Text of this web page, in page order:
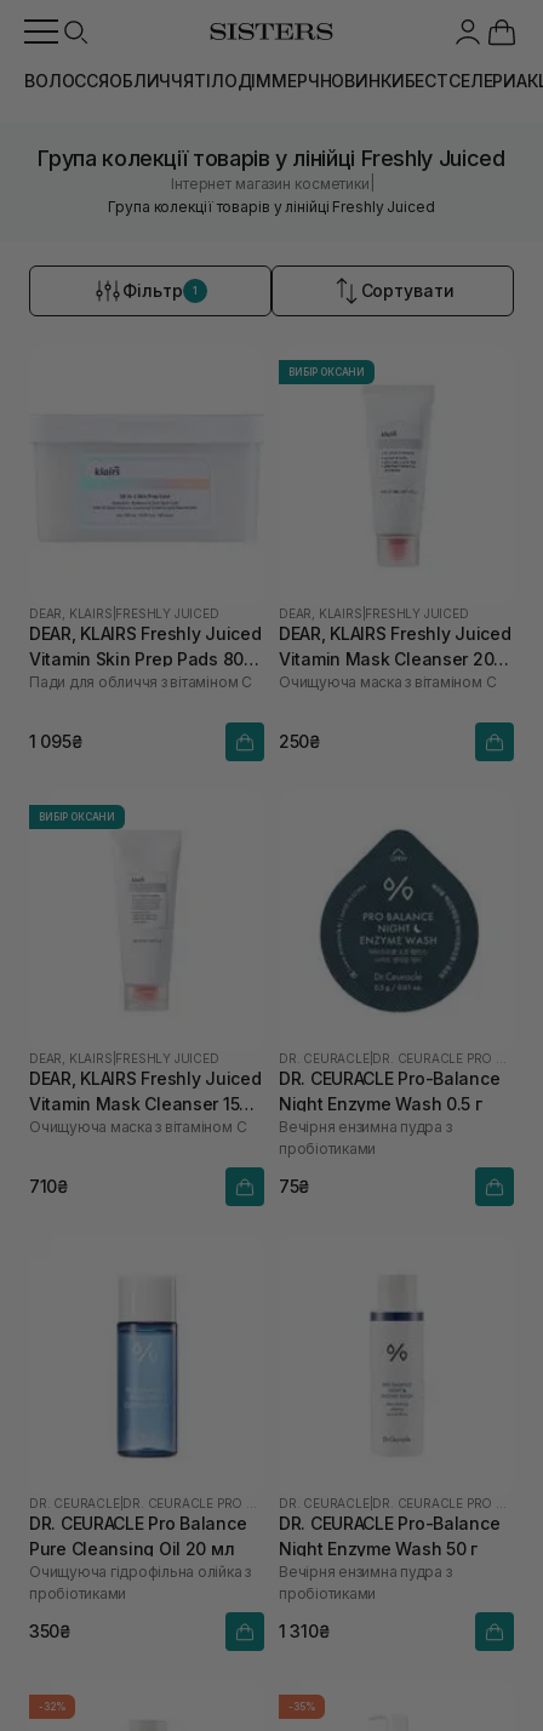
ВОЛОССЯОБЛИЧЧЯТІЛОДІММЕРЧНОВИНКИБЕСТСЕЛЕРИ
Група колекції товарів у лінійці Freshly Juiced
Інтернет магазин косметики
Група колекції товарів у лінійці Freshly Juiced
Фільтр 1 Сортувати
DEAR, KLAIRS FRESHLY JUICED
DEAR, KLAIRS Freshly Juiced
Vitamin Skin Prep Pads 80
шт
Пади для обличчя з вітаміном С
1 095₴
ВИБІР ОКСАНИ
DEAR, KLAIRS FRESHLY JUICED
DEAR, KLAIRS Freshly Juiced
Vitamin Mask Cleanser 20
мл
Очищуюча маска з вітаміном С
250₴
ВИБІР ОКСАНИ
DEAR, KLAIRS FRESHLY JUICED
DEAR, KLAIRS Freshly Juiced
Vitamin Mask Cleanser 150
мл
Очищуюча маска з вітаміном С
710₴
DR. CEURACLE
DR. CEURACLE Pro-Balance
Night Enzyme Wash 0.5 г
Вечірня ензимна пудра з
пробіотиками
75₴
DR. CEURACLE
DR. CEURACLE Pro Balance
Pure Cleansing Oil 20 мл
Очищуюча гідрофільна олійка з
пробіотиками
350₴
DR. CEURACLE
DR. CEURACLE Pro-Balance
Night Enzyme Wash 50 г
Вечірня ензимна пудра з
пробіотиками
1 310₴
-32% -35%